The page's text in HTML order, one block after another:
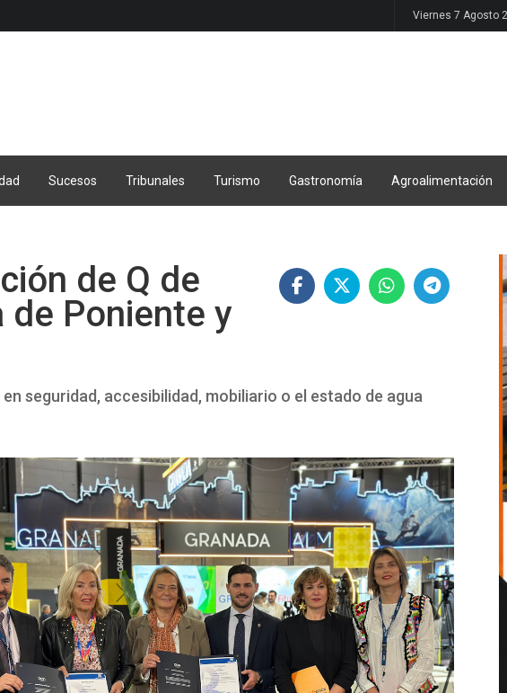
Viernes 7 Agosto
Sucesos Tribunales Turismo Gastronomía Agroalimentación
de Q de
de Poniente y
seguridad, accesibilidad, mobiliario o el estado de agua